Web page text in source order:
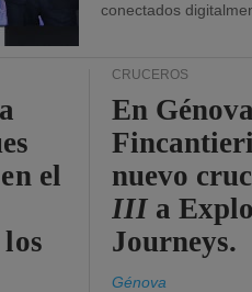
conectados
el
CRUCEROS
En
nuevo
III a
Journeys.
Génova